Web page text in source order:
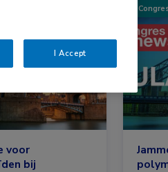
voor
bij
I Accept